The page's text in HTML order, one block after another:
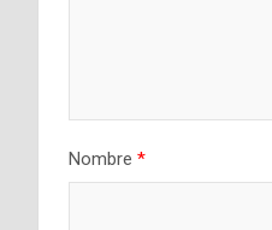
Nombre *